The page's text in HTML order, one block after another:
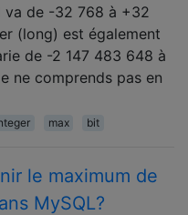
de -32 768 à +32
(long) est également
de -2 147 483 648 à
ne comprends pas en
max bit
le maximum de
MySQL?